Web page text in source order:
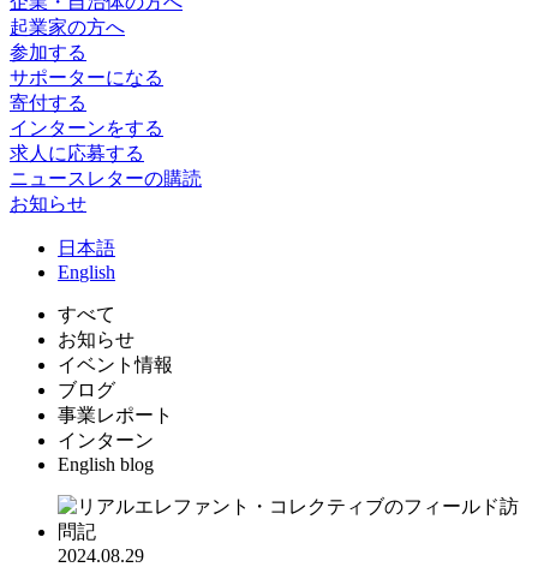
起業家の方へ
参加する
サポーターになる
寄付する
インターンをする
求人に応募する
ニュースレターの購読
お知らせ
日 本語
English
すべて
お知らせ
イベント情報
ブログ
事業レポート
インターン
English blog
2024.08.29